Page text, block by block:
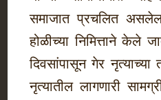
समाजात प्रचलित
होळीच्या निमित्ताने केले
दिवसांपासून गेर
नृत्यातील लागणारी